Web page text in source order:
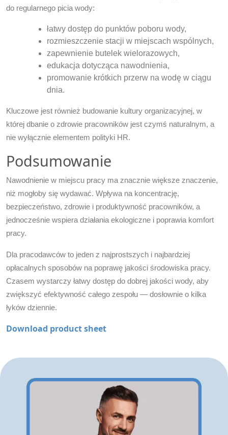
do regularnego picia wody:
łatwy dostęp do punktów poboru wody,
rozmieszczenie stacji w miejscach wspólnych,
zapewnienie butelek wielorazowych,
edukacja dotycząca nawodnienia,
promowanie krótkich przerw na wodę w ciągu
dnia.
Kluczowe jest również budowanie kultury organizacyjnej, w
której dbanie o zdrowie pracowników jest czymś naturalnym, a
nie wyłącznie elementem polityki HR.
Podsumowanie
Nawodnienie w miejscu pracy ma znacznie większe znaczenie,
niż mogłoby się wydawać. Wpływa na koncentrację,
bezpieczeństwo, zdrowie i produktywność pracowników, a
jednocześnie wspiera działania ekologiczne i poprawia komfort
pracy.
Dla pracodawców to jeden z najprostszych i najbardziej
opłacalnych sposobów na poprawę jakości środowiska pracy.
Czasem wystarczy łatwy dostęp do dobrej jakości wody, aby
zwiększyć efektywność całego zespołu — dosłownie o kilka
łyków dziennie.
Download product sheet